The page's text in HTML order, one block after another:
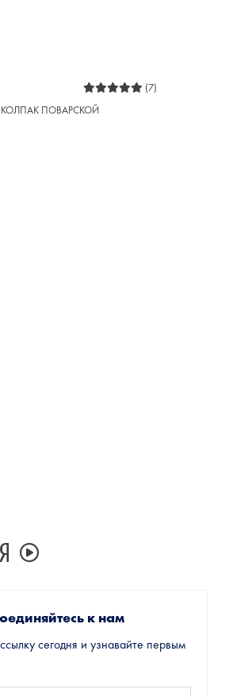
(7)
КОЛПАК ПОВАРСКОЙ
к нам
сегодня и узнавайте первым